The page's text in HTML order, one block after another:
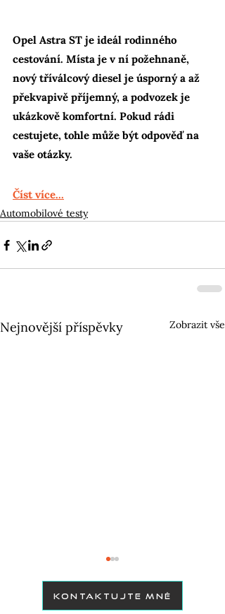
Opel Astra ST je ideál rodinného
cestování. Místa je v ní požehnaně,
nový tříválcový diesel je úsporný a až
překvapivě příjemný, a podvozek je
ukázkově komfortní. Pokud rádi
cestujete, tohle může být odpověď na
vaše otázky.
Číst více...
Automobilové testy
Nejnovější příspěvky Zobrazit vše
KONTAKTUJTE MNĚ